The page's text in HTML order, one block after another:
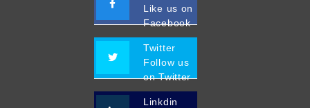
Like us on
Facebook
Twitter
Follow us
on Twitter
Linkdin